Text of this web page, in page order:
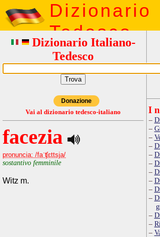
Dizionario
Tedesco
Dizionario Italiano-
Tedesco
Donazione
Vai al dizionario tedesco-italiano
facezia
pronuncia: /faˈʧɛttsja/
sostantivo femminile
Witz m.
I